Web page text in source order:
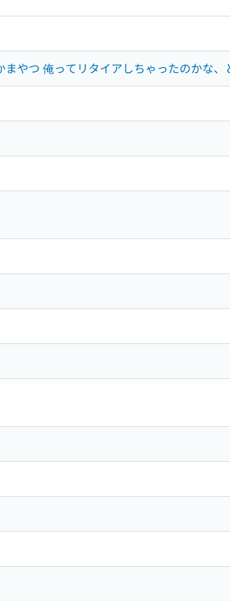
やつ 俺ってリタイアしちゃったのかな